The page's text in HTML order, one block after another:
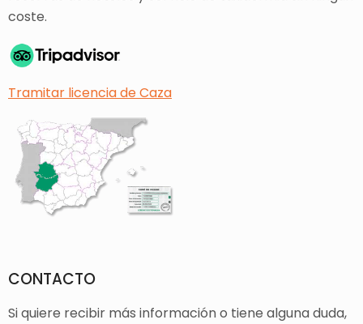
coste.
Tramitar licencia de Caza
CONTACTO
Si quiere recibir más información o tiene alguna duda,